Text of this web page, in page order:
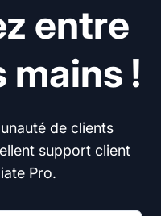
entre
mains !
de clients
support client
Pro.